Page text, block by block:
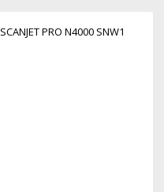
SCANJET PRO N4000 SNW1